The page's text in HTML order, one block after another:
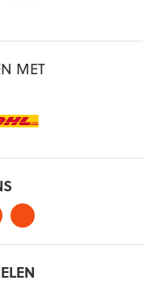
MET